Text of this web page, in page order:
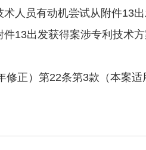
人员有动机尝试从附件13
13出发获得案涉专利技术
）第22条第3款（本案适